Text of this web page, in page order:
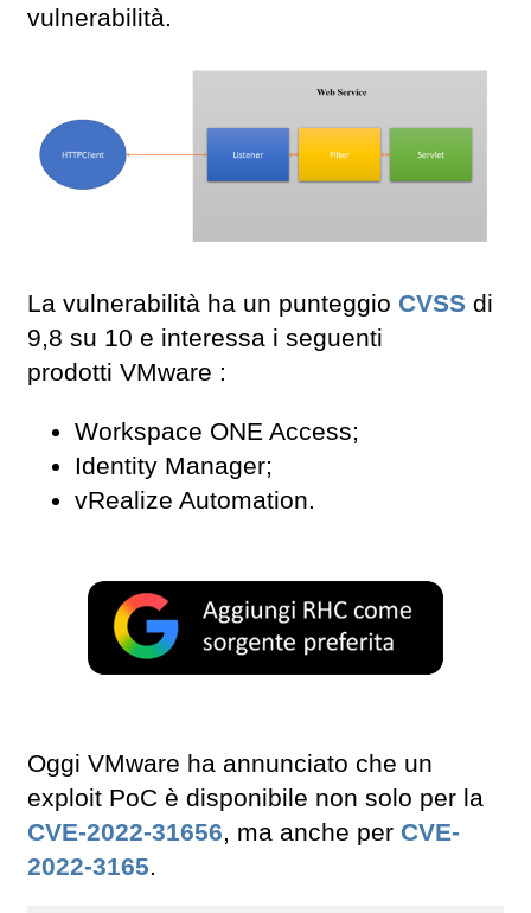
vulnerabilità.
La vulnerabilità ha un punteggio CVSS di
9,8 su 10 e interessa i seguenti
prodotti VMware :
Workspace ONE Access;
Identity Manager;
vRealize Automation.
Oggi VMware ha annunciato che un
exploit PoC è disponibile non solo per la
CVE-2022-31656, ma anche per CVE-
2022-3165.